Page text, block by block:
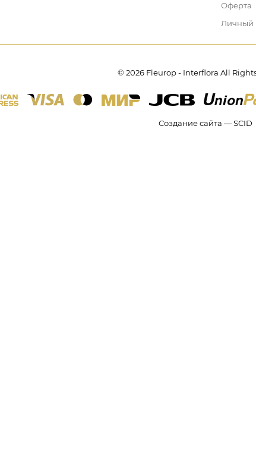
Оферта
Личный
© 2026 Fleurop - Interflora All
Создание сайта — SCID